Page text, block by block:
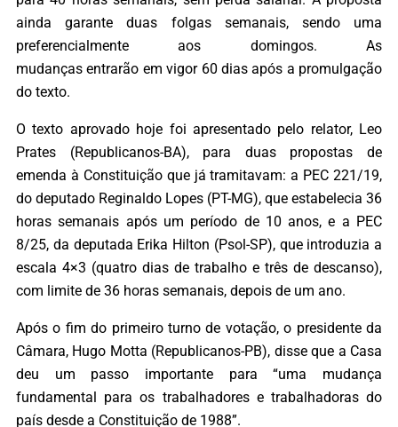
ainda garante duas folgas semanais, sendo uma
preferencialmente aos domingos. As
mudanças entrarão em vigor 60 dias após a promulgação
do texto.
O texto aprovado hoje foi apresentado pelo relator, Leo
Prates (Republicanos-BA), para duas propostas de
emenda à Constituição que já tramitavam: a PEC 221/19,
do deputado Reginaldo Lopes (PT-MG), que estabelecia 36
horas semanais após um período de 10 anos, e a PEC
8/25, da deputada Erika Hilton (Psol-SP), que introduzia a
escala 4×3 (quatro dias de trabalho e três de descanso),
com limite de 36 horas semanais, depois de um ano.
Após o fim do primeiro turno de votação, o presidente da
Câmara, Hugo Motta (Republicanos-PB), disse que a Casa
deu um passo importante para “uma mudança
fundamental para os trabalhadores e trabalhadoras do
país desde a Constituição de 1988”.